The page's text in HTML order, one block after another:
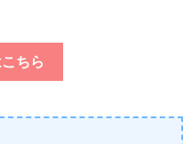
ちら